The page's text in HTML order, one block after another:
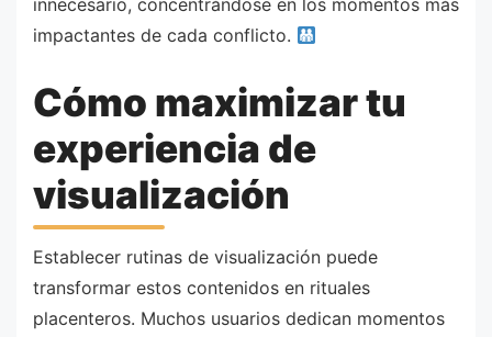
innecesario, concentrándose en los momentos más
impactantes de cada conflicto.
Cómo maximizar tu
experiencia de
visualización
Establecer rutinas de visualización puede
transformar estos contenidos en rituales
placenteros. Muchos usuarios dedican momentos